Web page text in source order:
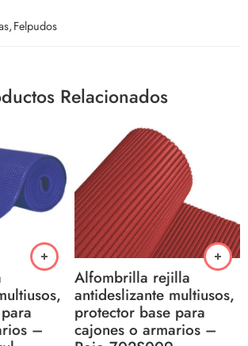
,Felpudos
Relacionados
–
Alfombrilla rejilla
antideslizante multiusos,
protector base para
cajones o armarios –